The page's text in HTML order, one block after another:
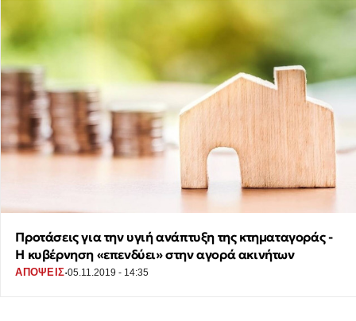
Προτάσεις για την υγιή ανάπτυξη της κτηματαγοράς -
H κυβέρνηση «επενδύει» στην αγορά ακινήτων
ΑΠΟΨΕΙΣ·05.11.2019 - 14:35